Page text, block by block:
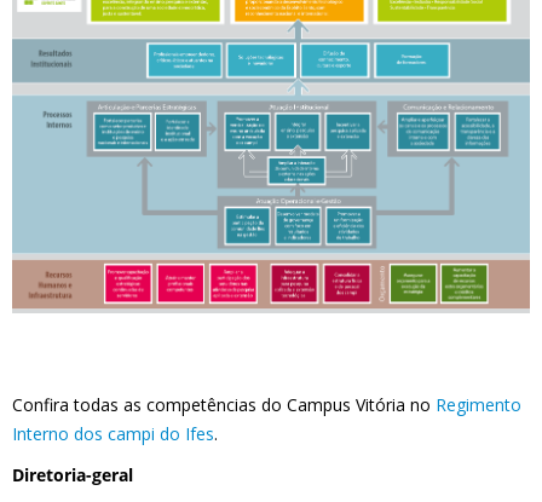
Confira todas as competências do Campus Vitória no Regimento
Interno dos campi do Ifes.
Diretoria-geral